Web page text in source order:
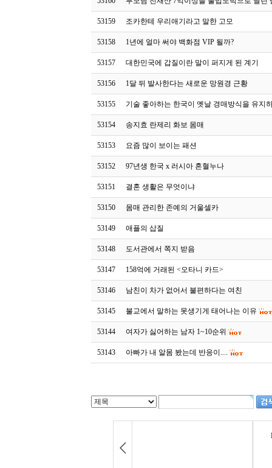
53159 조카한테 우리애기라고 말한 고모
53158 1년에 얼마 써야 백화점 VIP 될까?
53157 대한민국에 갑질이란 말이 퍼지게 된 계기
53156 1달 뒤 발사한다는 새로운 망원경 근황
53155 기술 좋아하는 한국이 옛날 경매방식을 유지
53154 송지효 란제리 화보 몸매
53153 요즘 많이 보이는 패션
53152 97년생 한국 x 러시아 혼혈누나
53151 결혼 생활은 무엇이냐
53150 몸매 관리한 존예의 거울셀카
53149 애플의 삽질
53148 도서관에서 쪽지 받음
53147 158억에 거래된 <오타니 카드>
53146 남친이 차가 없어서 불편하다는 여친
53145 불교에서 말하는 못생기게 태어나는 이유
53144 여자가 싫어하는 남자 1~10순위
53143 아빠가 내 알몸 봤는데 반응이....